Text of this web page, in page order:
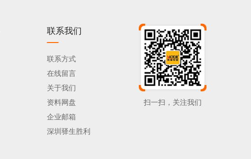
联系我们
联系方式
在线留言
关于我们
资料网盘
企业邮箱
深圳驿生胜利
扫一扫，关注我们